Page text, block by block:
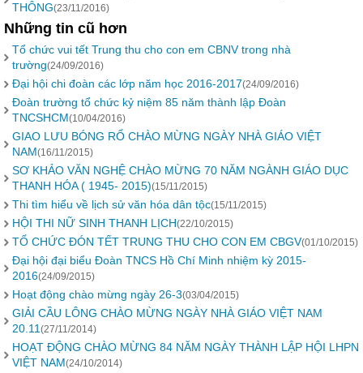
THÔNG(23/11/2016)
Những tin cũ hơn
Tổ chức vui tết Trung thu cho con em CBNV trong nhà
trường(24/09/2016)
Đại hội chi đoàn các lớp năm học 2016-2017(24/09/2016)
Đoàn trường tổ chức kỷ niệm 85 năm thành lập Đoàn
TNCSHCM(10/04/2016)
GIAO LƯU BÓNG RỔ CHÀO MỪNG NGÀY NHÀ GIÁO VIỆT
NAM(16/11/2015)
SƠ KHẢO VĂN NGHỆ CHÀO MỪNG 70 NĂM NGÀNH GIÁO DỤC
THANH HÓA ( 1945- 2015)(15/11/2015)
Thi tìm hiểu về lịch sử văn hóa dân tộc(15/11/2015)
HỘI THI NỮ SINH THANH LỊCH(22/10/2015)
TỔ CHỨC ĐÓN TẾT TRUNG THU CHO CON EM CBGV(01/10/2015)
Đại hội đại biểu Đoàn TNCS Hồ Chí Minh nhiệm kỳ 2015-
2016(24/09/2015)
Hoạt động chào mừng ngày 26-3(03/04/2015)
GIẢI CẦU LÔNG CHÀO MỪNG NGÀY NHÀ GIÁO VIỆT NAM
20.11 (27/11/2014)
HOẠT ĐỘNG CHÀO MỪNG 84 NĂM NGÀY THÀNH LẬP HỘI LHPN
VIỆT NAM(24/10/2014)